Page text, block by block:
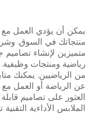
يمكن أن يؤدي العمل مع
متميزين لإنشاء تصاميم
رياضية ومنتجات
من الرياضيين. يمكنك
عن الرياضة أو العمل
العثور على تصاميم
الملابس الأداءية التقنية